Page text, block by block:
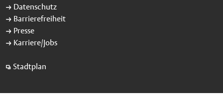
Datenschutz
Barrierefreiheit
Presse
Karriere/Jobs
Stadtplan